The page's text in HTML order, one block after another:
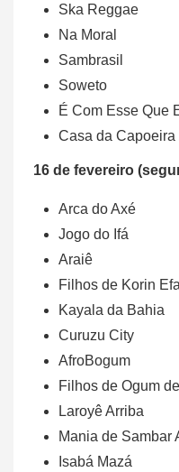
Ska Reggae
Na Moral
Sambrasil
Soweto
É Com Esse Que
Casa da
16 de fevereiro
Arca do Axé
Jogo do Ifá
Araiê
Filhos de Korin
Kayala da Bahia
Curuzu City
AfroBogum
Filhos de Ogum
Laroyê Arriba
Mania de Sambar
Isabá Mazá